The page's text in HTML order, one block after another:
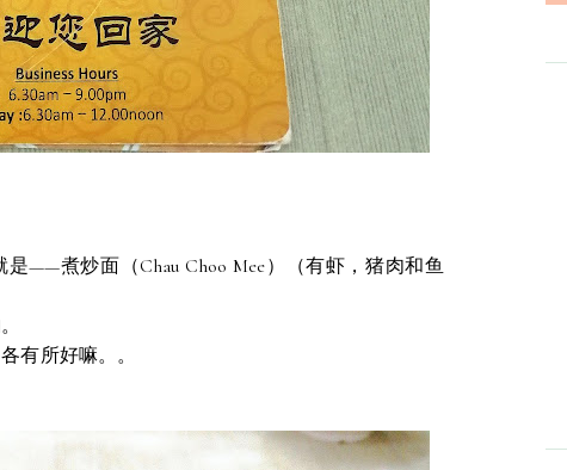
——煮炒面（Chau Choo Mee）（有虾，猪肉和鱼
有所好嘛。。